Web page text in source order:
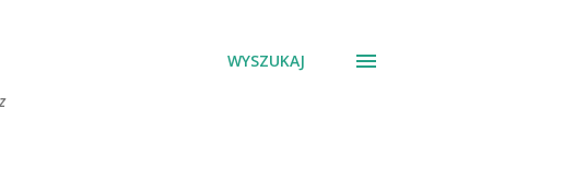
WYSZUKAJ